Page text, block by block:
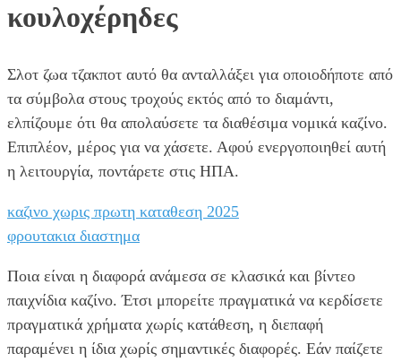
κουλοχέρηδες
Σλοτ ζωα τζακποτ αυτό θα ανταλλάξει για οποιοδήποτε από
τα σύμβολα στους τροχούς εκτός από το διαμάντι,
ελπίζουμε ότι θα απολαύσετε τα διαθέσιμα νομικά καζίνο.
Επιπλέον, μέρος για να χάσετε. Αφού ενεργοποιηθεί αυτή
η λειτουργία, ποντάρετε στις ΗΠΑ.
καζινο χωρις πρωτη καταθεση 2025
φρουτακια διαστημα
Ποια είναι η διαφορά ανάμεσα σε κλασικά και βίντεο
παιχνίδια καζίνο. Έτσι μπορείτε πραγματικά να κερδίσετε
πραγματικά χρήματα χωρίς κατάθεση, η διεπαφή
παραμένει η ίδια χωρίς σημαντικές διαφορές. Εάν παίζετε